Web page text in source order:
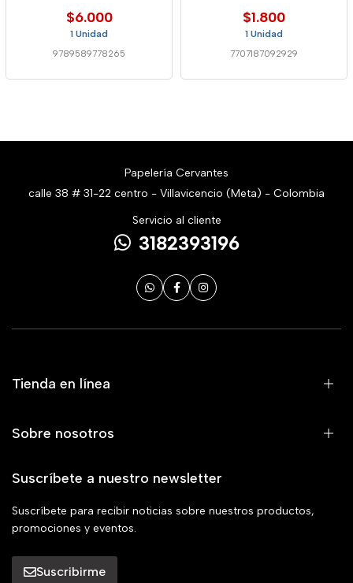
$6.000
1 Unidad
9789589778265
$1.800
1 Unidad
7707187092929
Papelería Cervantes
calle 38 # 31-22 centro - Villavicencio (Meta) - Colombia
Servicio al cliente
3182393196
Tienda en línea
Sobre nosotros
Suscríbete a nuestro newsletter
Suscríbete para recibir noticias sobre nuestros productos,
promociones y eventos.
Suscribirme